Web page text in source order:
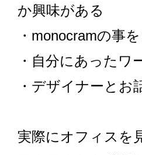
か興味がある
・monocramの事
・自分にあった
・デザイナーとお
実際にオフィスを